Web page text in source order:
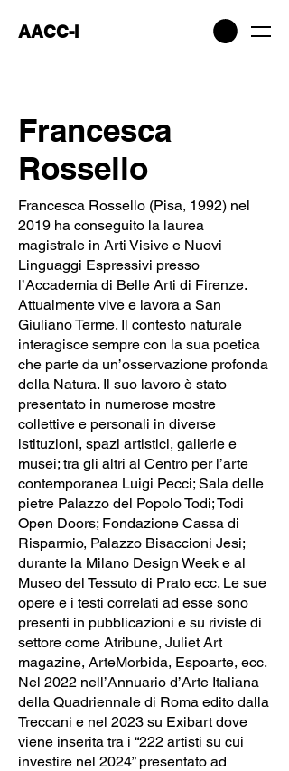
AACC-I
Francesca
Rossello
Francesca Rossello (Pisa, 1992) nel
2019 ha conseguito la laurea
magistrale in Arti Visive e Nuovi
Linguaggi Espressivi presso
l’Accademia di Belle Arti di Firenze.
Attualmente vive e lavora a San
Giuliano Terme. Il contesto naturale
interagisce sempre con la sua poetica
che parte da un’osservazione profonda
della Natura. Il suo lavoro è stato
presentato in numerose mostre
collettive e personali in diverse
istituzioni, spazi artistici, gallerie e
musei; tra gli altri al Centro per l’arte
contemporanea Luigi Pecci; Sala delle
pietre Palazzo del Popolo Todi; Todi
Open Doors; Fondazione Cassa di
Risparmio, Palazzo Bisaccioni Jesi;
durante la Milano Design Week e al
Museo del Tessuto di Prato ecc. Le sue
opere e i testi correlati ad esse sono
presenti in pubblicazioni e su riviste di
settore come Atribune, Juliet Art
magazine, ArteMorbida, Espoarte, ecc.
Nel 2022 nell’Annuario d’Arte Italiana
della Quadriennale di Roma edito dalla
Treccani e nel 2023 su Exibart dove
viene inserita tra i “222 artisti su cui
investire nel 2024” presentato ad